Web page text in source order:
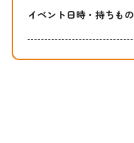
イベント日時・持ちもの